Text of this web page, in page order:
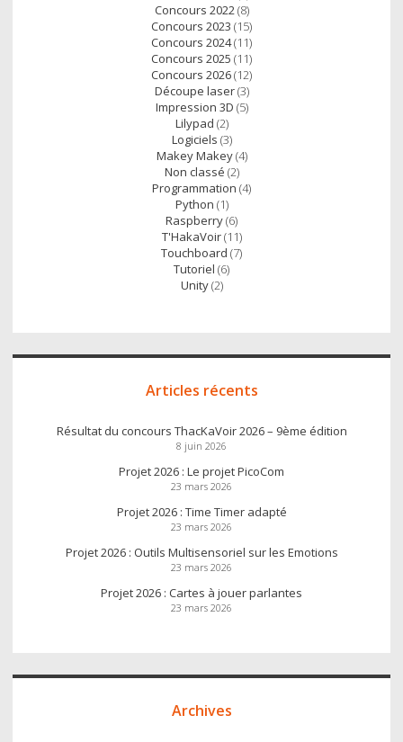
Concours 2022(8)
Concours 2023 (15)
Concours 2024(11)
Concours 2025 (11)
Concours 2026(12)
Découpe laser(3)
Impression 3D (5)
Lilypad (2)
Logiciels (3)
Makey Makey(4)
Non classé (2)
Programmation (4)
Python (1)
Raspberry(6)
T'HakaVoir(11)
Touchboard (7)
Tutoriel (6)
Unity(2)
Articles récents
Résultat du concours ThacKaVoir 2026 – 9ème édition
8 juin 2026
Projet 2026 : Le projet PicoCom
23 mars 2026
Projet 2026 : Time Timer adapté
23 mars 2026
Projet 2026 : Outils Multisensoriel sur les Emotions
23 mars 2026
Projet 2026 : Cartes à jouer parlantes
23 mars 2026
Archives